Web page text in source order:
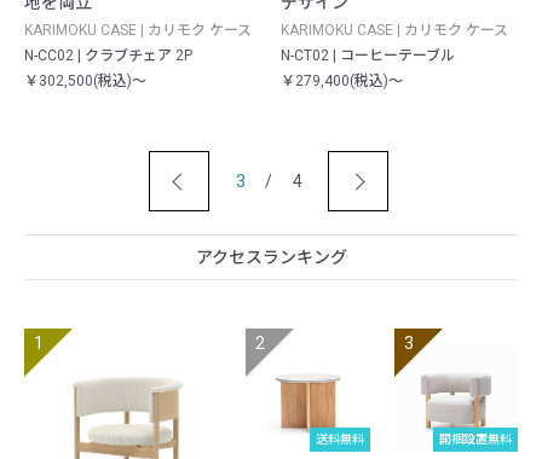
KARIMOKU CASE | カリモク ケース
N-CC02 | クラブチェア 2P
￥302,500(税込)～
KARIMOKU CASE | カリモク ケース
N-CT02 | コーヒーテーブル
￥279,400(税込)～
3 / 4
アクセスランキング
送料無料 開梱設置無料